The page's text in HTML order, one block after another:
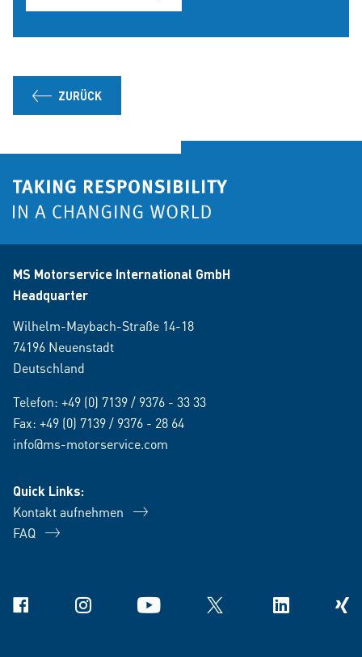
ZURÜCK
MS Motorservice International GmbH
Headquarter
Wilhelm-Maybach-Straße 14-18
74196 Neuenstadt
Deutschland
Telefon: +49 (0) 7139 / 9376 - 33 33
Fax: +49 (0) 7139 / 9376 - 28 64
info@ms-motorservice.com
Quick Links:
Kontakt aufnehmen
FAQ
Facebook Instagram YouTube X Linkedin Xing